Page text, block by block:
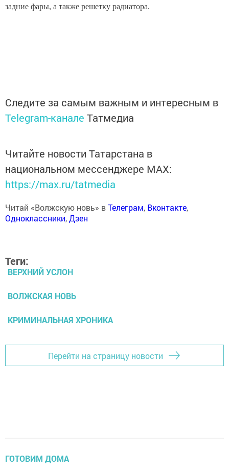
задние фары, а также решетку радиатора.
Следите за самым важным и интересным в
Telegram-канале Татмедиа
Читайте новости Татарстана в
национальном мессенджере MАХ:
https://max.ru/tatmedia
Читай «Волжскую новь» вТелеграм, Вконтакте,
Одноклассники,Дзен
Теги:
ВЕРХНИЙ УСЛОН
ВОЛЖСКАЯ НОВЬ
КРИМИНАЛЬНАЯ ХРОНИКА
Перейти на страницу новости
ГОТОВИМ ДОМА